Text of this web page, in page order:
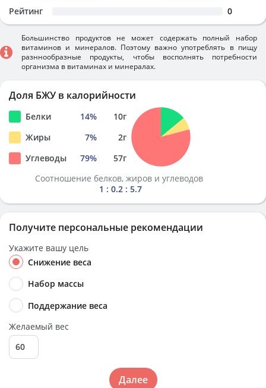
Рейтинг 0
Большинство продуктов не может содержать полный набор
витаминов и минералов. Поэтому важно употреблять в пищу
разннообразные продукты, чтобы восполнять потребности
организма в витаминах и минералах.
Доля БЖУ в калорийности
Белки 14% 10г
Жиры
7% 2г
Углеводы
79% 57г
Соотношение белков, жиров и углеводов
1 : 0.2 : 5.7
Получите персональные рекомендации
Укажите вашу цель
Снижение веса
Набор массы
Поддержание веса
Желаемый вес
Далее